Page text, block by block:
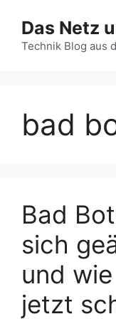
Inhalt
springen
Das Netz
Technik Blog aus
bad
Bad
sich
und
jetzt